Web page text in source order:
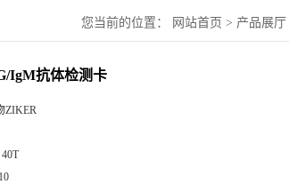
您当前的位置： 网站首页 > 产品展厅
IgM抗体检测卡
ZIKER
40T